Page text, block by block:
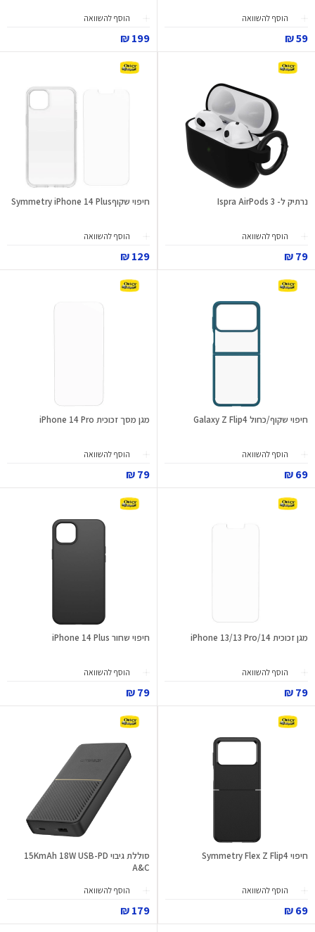
הוסף להשוואה
59 ₪
הוסף להשוואה
199 ₪
נרתיק ל- 3 Ispra AirPods
הוסף להשוואה
79 ₪
חיפוי שקוףSymmetry iPhone 14 Plus
הוסף להשוואה
129 ₪
חיפוי שקוף/כחול Galaxy Z Flip4
הוסף להשוואה
69 ₪
מגן מסך זכוכית iPhone 14 Pro
הוסף להשוואה
79 ₪
מגן זכוכית iPhone 13/13 Pro/14
הוסף להשוואה
79 ₪
חיפוי שחור iPhone 14 Plus
הוסף להשוואה
79 ₪
חיפוי Symmetry Flex Z Flip4
הוסף להשוואה
69 ₪
סוללת גיבוי 15KmAh 18W USB-PD
A&C
הוסף להשוואה
179 ₪